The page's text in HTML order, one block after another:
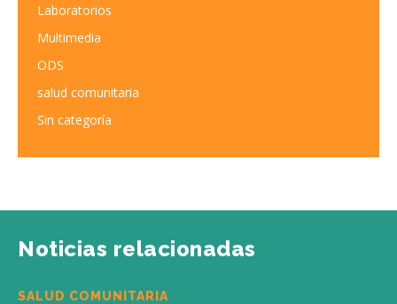
Laboratorios
Multimedia
ODS
salud comunitaria
Sin categoría
Noticias relacionadas
SALUD COMUNITARIA